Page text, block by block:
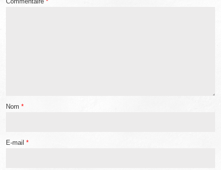
Nom *
E-mail *